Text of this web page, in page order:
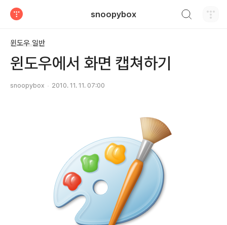
snoopybox
윈도우 일반
윈도우에서 화면 캡쳐하기
snoopybox 2010. 11. 11. 07:00